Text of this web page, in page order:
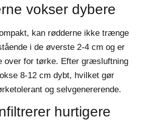
vokser dybere
kan rødderne ikke trænge
i de øverste 2-4 cm og er
over for tørke. Efter græsluftning
8-12 cm dybt, hvilket gør
og selvgenererende.
hurtigere